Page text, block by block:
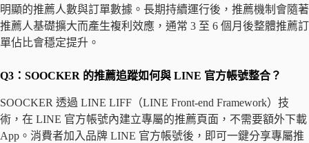
明顯的推薦人數與訂單數據。長期持續運行後，推薦機制會隨著
推薦人基礎擴大而產生複利效應，通常 3 至 6 個月後整體推薦訂
單佔比會穩定提升。
Q3：SOOCKER 的推薦追蹤如何與 LINE 官方帳號整合？
SOOCKER 透過 LINE LIFF（LINE Front-end Framework）技
術，在 LINE 官方帳號內建立專屬的推薦頁面，不需要額外下載
App。消費者加入品牌 LINE 官方帳號後，即可一鍵分享專屬推